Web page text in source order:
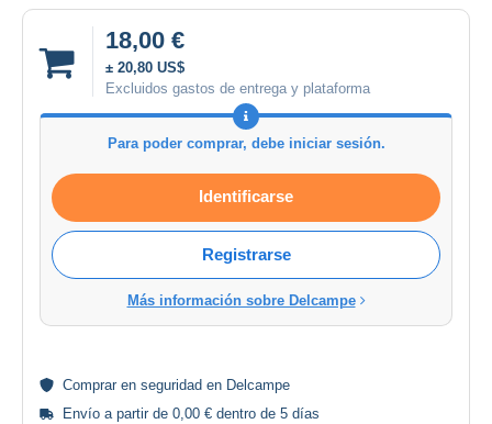
18,00 €
± 20,80 US$
Excluidos gastos de entrega y plataforma
Para poder comprar, debe iniciar sesión.
Identificarse
Registrarse
Más información sobre Delcampe
Comprar en seguridad en Delcampe
Envío a partir de 0,00 € dentro de 5 días